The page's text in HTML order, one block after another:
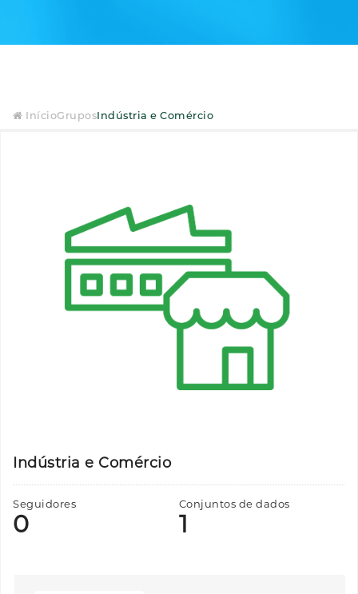
InícioGruposIndústria e Comércio
Indústria e Comércio
Seguidores
0
Conjuntos de dados
1